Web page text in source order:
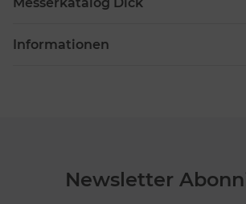
Informationen
Newsletter